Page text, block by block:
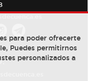
para poder ofrecerte
Puedes permitirnos
personalizados a